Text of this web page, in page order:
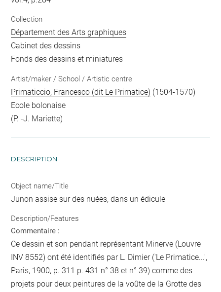
Collection
Département des Arts graphiques
Cabinet des dessins
Fonds des dessins et miniatures
Artist/maker / School / Artistic centre
Primaticcio, Francesco (dit Le Primatice) (1504-1570)
Ecole bolonaise
(P. -J. Mariette)
DESCRIPTION
Object name/Title
Junon assise sur des nuées, dans un édicule
Description/Features
Commentaire :
Ce dessin et son pendant représentant Minerve (Louvre
INV 8552) ont été identifiés par L. Dimier ('Le Primatice...',
Paris, 1900, p. 311 p. 431 n° 38 et n° 39) comme des
projets pour deux peintures de la voûte de la Grotte des